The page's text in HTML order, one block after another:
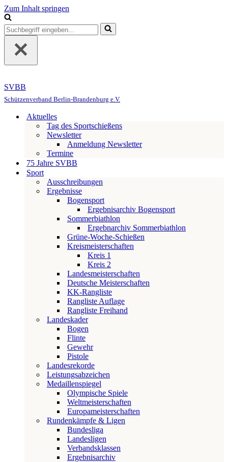
Zum Inhalt springen
Suchen
nach …
SVBB
Schützenverband Berlin-Brandenburg e.V.
Aktuelles
Tag des Sportschießens
Newsletter
Anmeldung Newsletter
Termine
75 Jahre SVBB
Sport
Ausschreibungen
Ergebnisse
Bogensport
Ergebnisarchiv Bogensport
Sommerbiathlon
Ergebnarchiv Sommerbiathlon
Grüne-Woche-Schießen
Kreismeisterschaften
Kreis 1
Kreis 2
Landesmeisterschaften
Deutsche Meisterschaften
KK-Rangliste
Rangliste Auflage
Rangliste Freihand
Landeskader
Bogen
Flinte
Gewehr
Pistole
Landesrekorde
Leistungsabzeichen
Medaillenspiegel
Olympische Spiele
Weltmeisterschaften
Europameisterschaften
Rundenkämpfe & Ligen
Bundesliga
Landesligen
Verbandsklassen
Ergebnisarchiv